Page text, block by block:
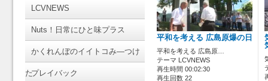
LCVNEWS
Nuts！日常にひと味プラス
かくれんぼのイイトコみ―つけ
たプレイバック
平和を考える 広島原爆の日
平和を考える 広島原…
テーマ LCVNEWS
再生時間 00:02:30
再生回数 22